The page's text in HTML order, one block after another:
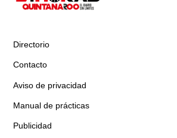
Directorio
Contacto
Aviso de privacidad
Manual de prácticas
Publicidad